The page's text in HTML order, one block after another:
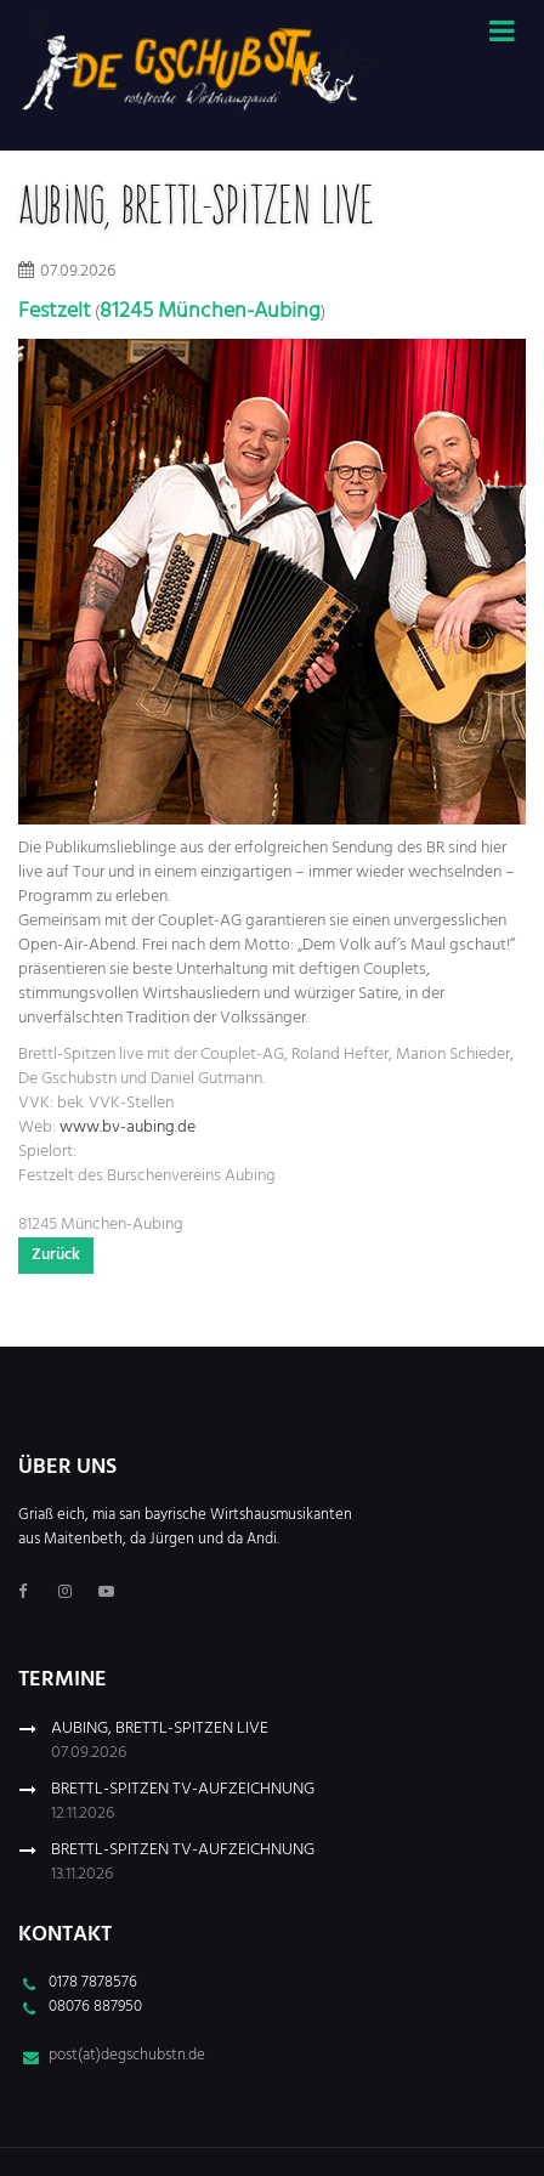
Aubing, Brettl-Spitzen LIVE
07.09.2026
Festzelt(81245 München-Aubing)
Die Publikumslieblinge aus der erfolgreichen Sendung des BR sind hier
live auf Tour und in einem einzigartigen – immer wieder wechselnden –
Programm zu erleben.
Gemeinsam mit der Couplet-AG garantieren sie einen unvergesslichen
Open-Air-Abend. Frei nach dem Motto: „Dem Volk auf’s Maul gschaut!“
präsentieren sie beste Unterhaltung mit deftigen Couplets,
stimmungsvollen Wirtshausliedern und würziger Satire, in der
unverfälschten Tradition der Volkssänger.
Brettl-Spitzen live mit der Couplet-AG, Roland Hefter, Marion Schieder,
De Gschubstn und Daniel Gutmann.
VVK: bek. VVK-Stellen
Web:www.bv-aubing.de
Spielort:
Festzelt des Burschenvereins Aubing
81245 München-Aubing
Zurück
ÜBER UNS
Griaß eich, mia san bayrische Wirtshausmusikanten
aus Maitenbeth, da Jürgen und da Andi.
TERMINE
AUBING, BRETTL-SPITZEN LIVE
07.09.2026
BRETTL-SPITZEN TV-AUFZEICHNUNG
12.11.2026
BRETTL-SPITZEN TV-AUFZEICHNUNG
13.11.2026
KONTAKT
0178 7878576
08076 887950
post(at)degschubstn.de